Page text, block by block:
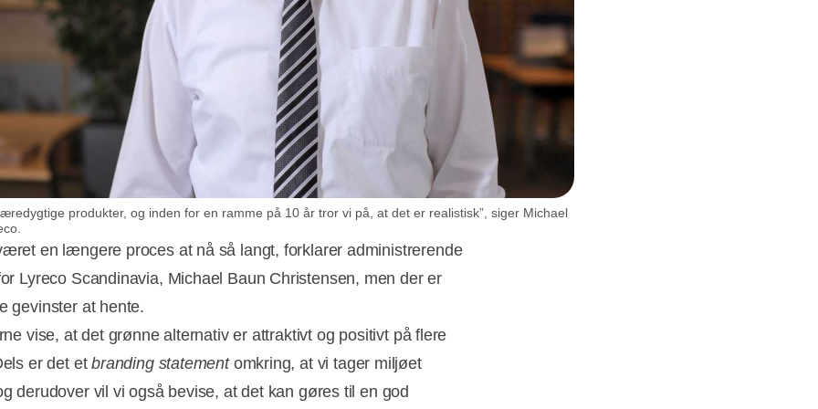
produkter, og inden for en ramme på 10 år tror vi på, at det er realistisk”, siger Michael
en længere proces at nå så langt, forklarer administrerende
Lyreco Scandinavia, Michael Baun Christensen, men der er
gevinster at hente.
vise, at det grønne alternativ er attraktivt og positivt på flere
er det etbranding statementomkring, at vi tager miljøet
derudover vil vi også bevise, at det kan gøres til en god